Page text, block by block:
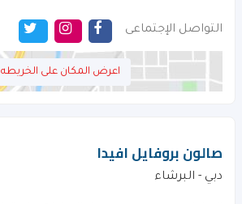
التواصل الإجتماعى
اعرض المكان على الخريطه
صالون بروفايل افيدا
دبي - البرشاء